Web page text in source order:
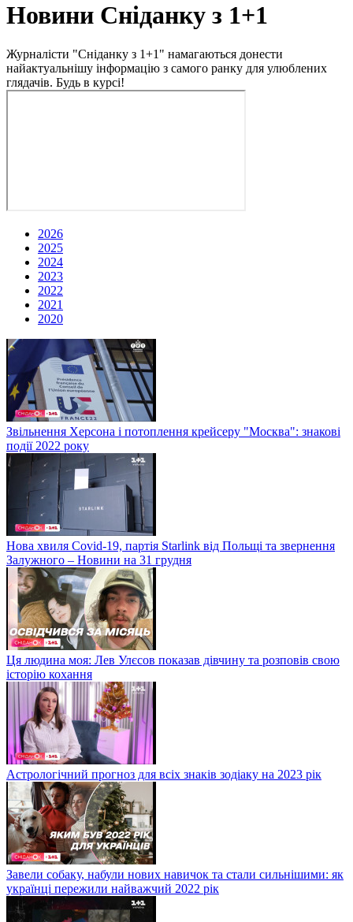
Новини Сніданку з 1+1
Журналісти "Сніданку з 1+1" намагаються донести
найактуальнішу інформацію з самого ранку для улюблених
глядачів. Будь в курсі!
2026
2025
2024
2023
2022
2021
2020
Звільнення Херсона і потоплення крейсеру "Москва": знакові
події 2022 року
Нова хвиля Covid-19, партія Starlink від Польщі та звернення
Залужного – Новини на 31 грудня
Ця людина моя: Лев Улєсов показав дівчину та розповів свою
історію кохання
Астрологічний прогноз для всіх знаків зодіаку на 2023 рік
Завели собаку, набули нових навичок та стали сильнішими: як
українці пережили найважчий 2022 рік